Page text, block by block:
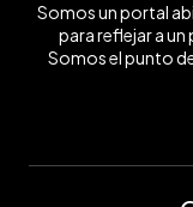
Somos un portal
para reflejar a un
Somos el punto